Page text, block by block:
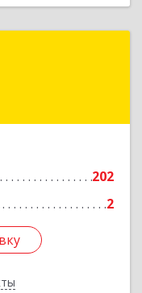
202
2
Нальчик г,